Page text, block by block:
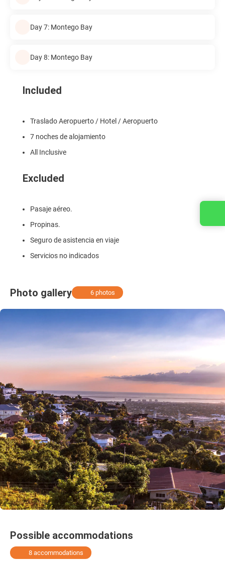
Day 7: Montego Bay
Day 8: Montego Bay
Included
Traslado Aeropuerto / Hotel / Aeropuerto
7 noches de alojamiento
All Inclusive
Excluded
Pasaje aéreo.
Propinas.
Seguro de asistencia en viaje
Servicios no indicados
Photo gallery 6 photos
Possible accommodations
8 accommodations